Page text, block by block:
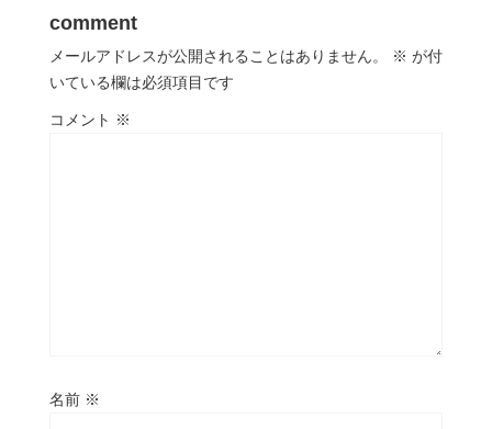
comment
メールアドレスが公開されることはありません。 ※ が付
いている欄は必須項目です
コメント ※
名前 ※